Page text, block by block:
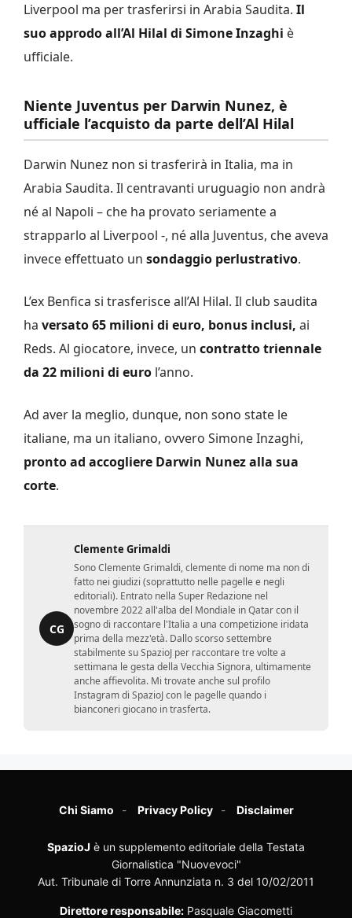
Liverpool ma per trasferirsi in Arabia Saudita. Il
suo approdo all’Al Hilal di Simone Inzaghi è
ufficiale.
Niente Juventus per Darwin Nunez, è
ufficiale l’acquisto da parte dell’Al Hilal
Darwin Nunez non si trasferirà in Italia, ma in
Arabia Saudita. Il centravanti uruguagio non andrà
né al Napoli – che ha provato seriamente a
strapparlo al Liverpool -, né alla Juventus, che aveva
invece effettuato un sondaggio perlustrativo.
L’ex Benfica si trasferisce all’Al Hilal. Il club saudita
ha versato 65 milioni di euro, bonus inclusi, ai
Reds. Al giocatore, invece, un contratto triennale
da 22 milioni di euro l’anno.
Ad aver la meglio, dunque, non sono state le
italiane, ma un italiano, ovvero Simone Inzaghi,
pronto ad accogliere Darwin Nunez alla sua
corte.
CG
Clemente Grimaldi
Sono Clemente Grimaldi, clemente di nome ma non di
fatto nei giudizi (soprattutto nelle pagelle e negli
editoriali). Entrato nella Super Redazione nel
novembre 2022 all'alba del Mondiale in Qatar con il
sogno di raccontare l'Italia a una competizione iridata
prima della mezz'età. Dallo scorso settembre
stabilmente su SpazioJ per raccontare tre volte a
settimana le gesta della Vecchia Signora, ultimamente
anche affievolita. Mi trovate anche sul profilo
Instagram di SpazioJ con le pagelle quando i
bianconeri giocano in trasferta.
Chi Siamo Privacy Policy Disclaimer
SpazioJ è un supplemento editoriale della Testata
Giornalistica "Nuovevoci"
Aut. Tribunale di Torre Annunziata n. 3 del 10/02/2011
Direttore responsabile: Pasquale Giacometti